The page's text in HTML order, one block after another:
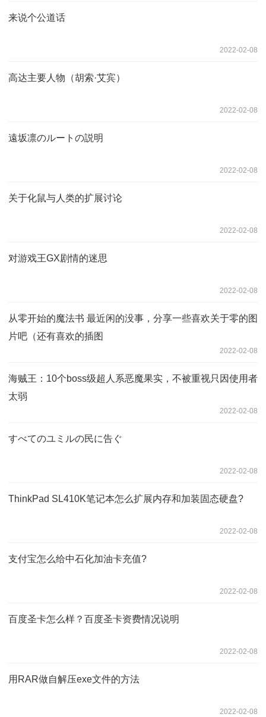
来说个公道话
2022-02-08
高达主要人物（胡索·艾宾）
2022-02-08
遠坂凛のルートの説明
2022-02-08
关于化鼠与人类的扩展讨论
2022-02-08
对游戏王GX剧情的迷思
2022-02-08
从零开始的魔法书 最近闲的没事，分享一些喜欢关于零的图
片吧（还有喜欢的插图
2022-02-08
海贼王：10个boss级超人系恶魔果实，不被重视只因使用者
太弱
2022-02-08
すべてのユミルの民に告ぐ
2022-02-08
ThinkPad SL410K笔记本怎么扩展内存和加装固态硬盘?
2022-02-08
支付宝怎么给中石化加油卡充值?
2022-02-08
百度圣卡怎么样？百度圣卡资费情况说明
2022-02-08
用RAR做自解压exe文件的方法
2022-02-08